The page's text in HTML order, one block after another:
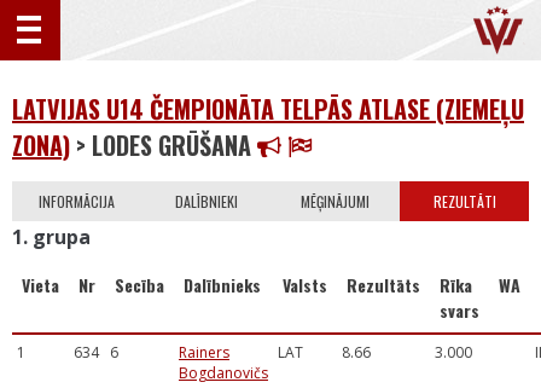
LATVIJAS U14 ČEMPIONĀTA TELPĀS ATLASE (ZIEMEĻU
ZONA) > LODES GRŪŠANA
INFORMĀCIJA DALĪBNIEKI MĒĢINĀJUMI REZULTĀTI
1. grupa
Vieta Nr Secība Dalībnieks Valsts Rezultāts
Rīka
svars
WA
1 634 6
Rainers
Bogdanovičs
LAT 8.66 3.000